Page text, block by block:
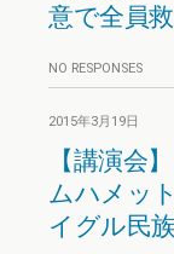
意で全員
NO RESPONSES
2015年3月19日
【講演会
ムハメッ
イグル民族